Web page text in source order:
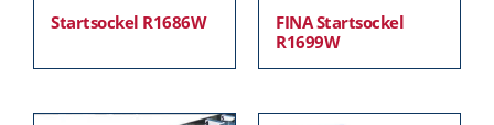
Startsockel R1686W
FINA Startsockel
R1699W